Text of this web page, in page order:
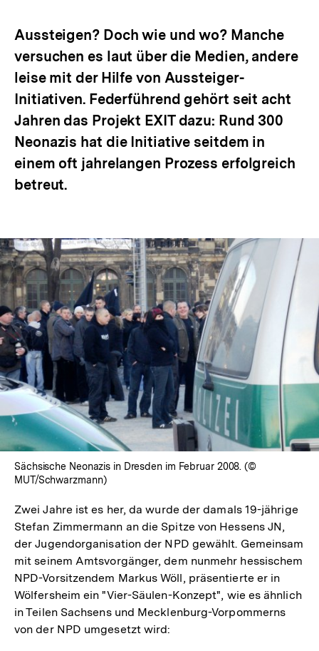
Aussteigen? Doch wie und wo? Manche
versuchen es laut über die Medien, andere
leise mit der Hilfe von Aussteiger-
Initiativen. Federführend gehört seit acht
Jahren das Projekt EXIT dazu: Rund 300
Neonazis hat die Initiative seitdem in
einem oft jahrelangen Prozess erfolgreich
betreut.
Sächsische Neonazis in Dresden im Februar 2008. (©
MUT/Schwarzmann)
Zwei Jahre ist es her, da wurde der damals 19-jährige
Stefan Zimmermann an die Spitze von Hessens JN,
der Jugendorganisation der NPD gewählt. Gemeinsam
mit seinem Amtsvorgänger, dem nunmehr hessischem
NPD-Vorsitzendem Markus Wöll, präsentierte er in
Wölfersheim ein "Vier-Säulen-Konzept", wie es ähnlich
in Teilen Sachsens und Mecklenburg-Vorpommerns
von der NPD umgesetzt wird: